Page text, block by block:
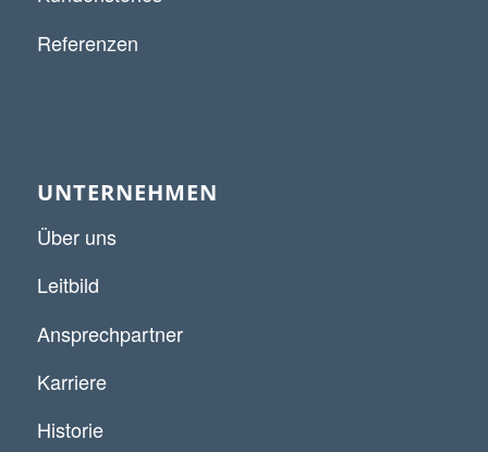
Referenzen
UNTERNEHMEN
Über uns
Leitbild
Ansprechpartner
Karriere
Historie